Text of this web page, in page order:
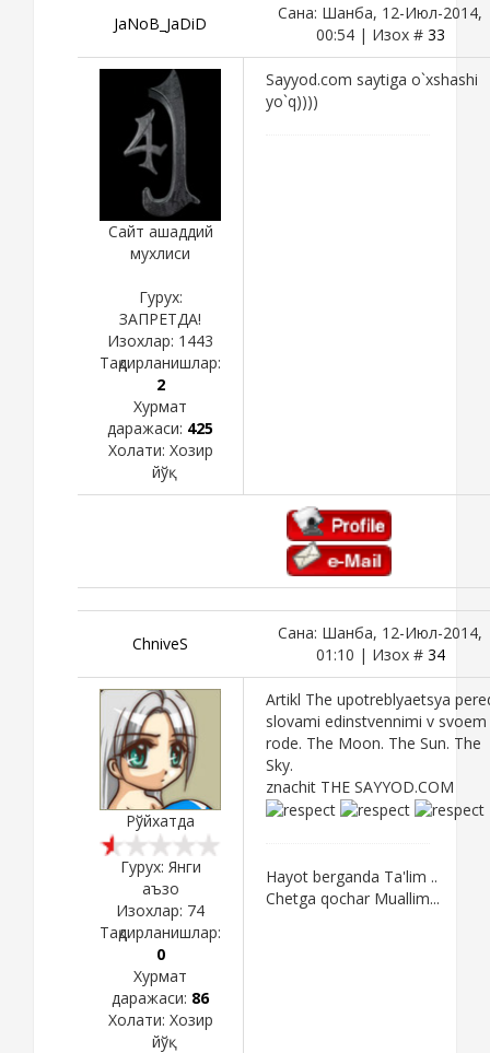
JaNoB_JaDiD
Сана: Шанба, 12-Июл-2014,
00:54 | Изох # 33
Сайт ашаддий
мухлиси
Гурух:
ЗАПРЕТДА!
Изохлар: 1443
Тақдирланишлар:
2
Хурмат
даражаси: 425
Холати: Хозир
йўқ
Sayyod.com saytiga o`xshashi
yo`q))))
ChniveS
Сана: Шанба, 12-Июл-2014,
01:10 | Изох # 34
Рўйхатда
Гурух: Янги
аъзо
Изохлар: 74
Тақдирланишлар:
0
Хурмат
даражаси: 86
Холати: Хозир
йўқ
Artikl The upotreblyaetsya
slovami edinstvennimi v svoem
rode. The Moon. The Sun. The
Sky.
znachit THE SAYYOD.COM
Hayot berganda Ta'lim ..
Chetga qochar Muallim...